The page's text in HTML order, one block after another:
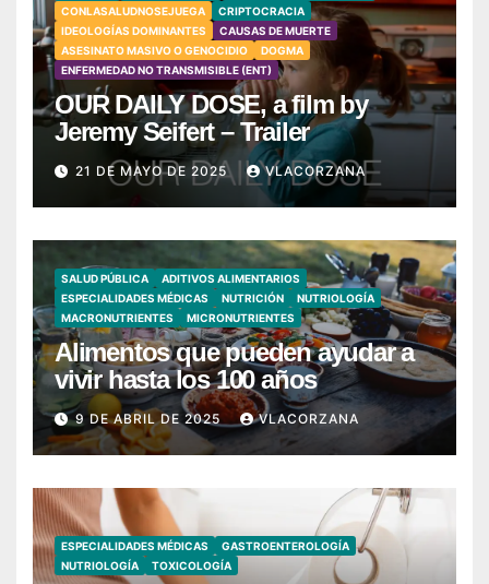
CONLASALUDNOSEJUEGA
CRIPTOCRACIA
IDEOLOGÍAS DOMINANTES
CAUSAS DE MUERTE
ASESINATO MASIVO O GENOCIDIO
DOGMA
ENFERMEDAD NO TRANSMISIBLE (ENT)
OUR DAILY DOSE, a film by
Jeremy Seifert – Trailer
21 DE MAYO DE 2025 VLACORZANA
SALUD PÚBLICA
ADITIVOS ALIMENTARIOS
ESPECIALIDADES MÉDICAS
NUTRICIÓN
NUTRIOLOGÍA
MACRONUTRIENTES
MICRONUTRIENTES
Alimentos que pueden ayudar a
vivir hasta los 100 años
9 DE ABRIL DE 2025 VLACORZANA
ESPECIALIDADES MÉDICAS
GASTROENTEROLOGÍA
NUTRIOLOGÍA
TOXICOLOGÍA